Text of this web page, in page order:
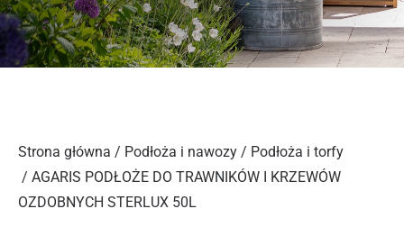
Strona główna / Podłoża i nawozy / Podłoża i torfy
/ AGARIS PODŁOŻE DO TRAWNIKÓW I KRZEWÓW
OZDOBNYCH STERLUX 50L